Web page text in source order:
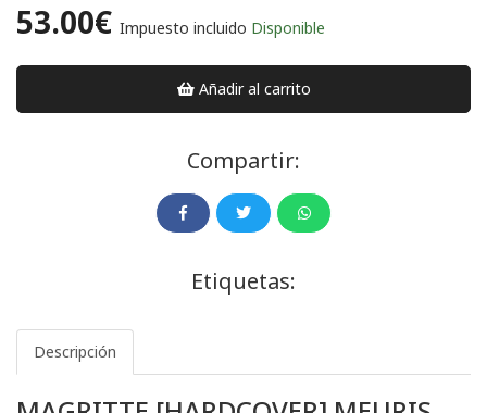
53.00€ Impuesto incluido Disponible
Añadir al carrito
Compartir:
Etiquetas:
Descripción